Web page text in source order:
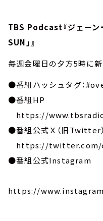
TBS Podcast『ジェーン
SUN」』
毎週金曜日の夕方5時に
●番組ハッシュタグ：
●番組HP
https://
●番組公式Ｘ（旧Twitter
https://twitter.com/
●番組公式Instagram
https://